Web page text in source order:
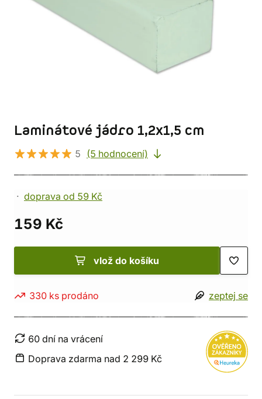
Laminátové jádro 1,2x1,5 cm
5 (5 hodnocení)
doprava od 59 Kč
159 Kč
vlož do košíku
330 ks prodáno zeptej se
60 dní na vrácení
Doprava zdarma nad 2 299 Kč